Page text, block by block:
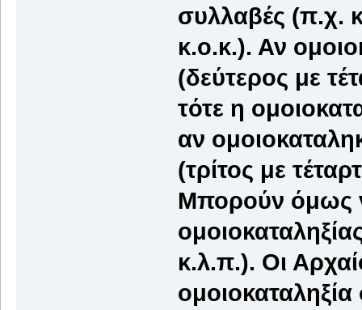
συλλαβές (π.χ.
κ.ο.κ.). Αν
(δεύτερος με
τότε η
αν
(τρίτος με
Μπορούν όμως
κ.λ.π.). Οι